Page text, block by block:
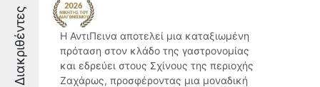
Διακριθέντες
Η ΑντιΠεινα αποτελεί μια καταξιωμένη
πρόταση στον κλάδο της γαστρονομίας
και εδρεύει στους Σχίνους της περιοχής
Ζαχάρως, προσφέροντας μια μοναδική